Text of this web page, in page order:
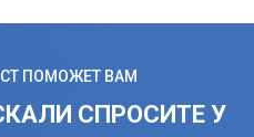
ПОМОЖЕТ ВАМ
СПРОСИТЕ У